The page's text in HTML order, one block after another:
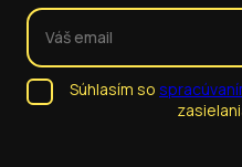
Súhlasím so